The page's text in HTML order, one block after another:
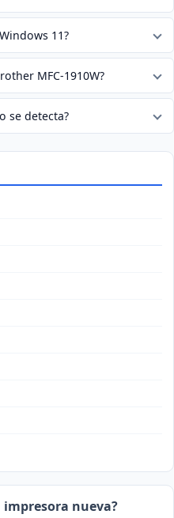
11?
MFC-1910W?
se detecta?
impresora nueva?